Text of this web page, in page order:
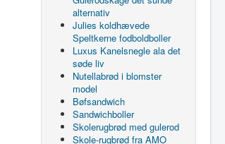
alternativ
Julies koldhævede
Speltkerne fodboldboller
Luxus Kanelsnegle ala det
søde liv
Nutellabrød i blomster
model
Bøfsandwich
Sandwichboller
Skolerugbrød med gulerod
Skole-rugbrød fra AMO